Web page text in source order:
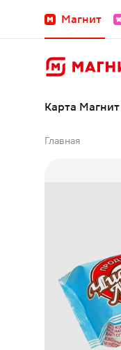
Магнит
Карта
Главная